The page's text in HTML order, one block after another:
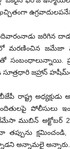
జరిగిన
మరణించిన జమేజా
సంబంధాలున్నాయి.
జహ్రాన్
రాష్ట్ర
పోలీసులు
ముబిన్ అక్టోబర్
అన్నామలై అన్నారు.